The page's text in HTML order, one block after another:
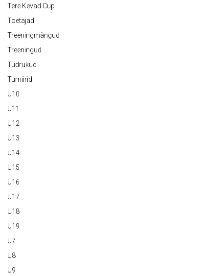
Tere Kevad Cup
Toetajad
Treeningmängud
Treeningud
Tüdrukud
Turniirid
U10
U11
U12
U13
U14
U15
U16
U17
U18
U19
U7
U8
U9